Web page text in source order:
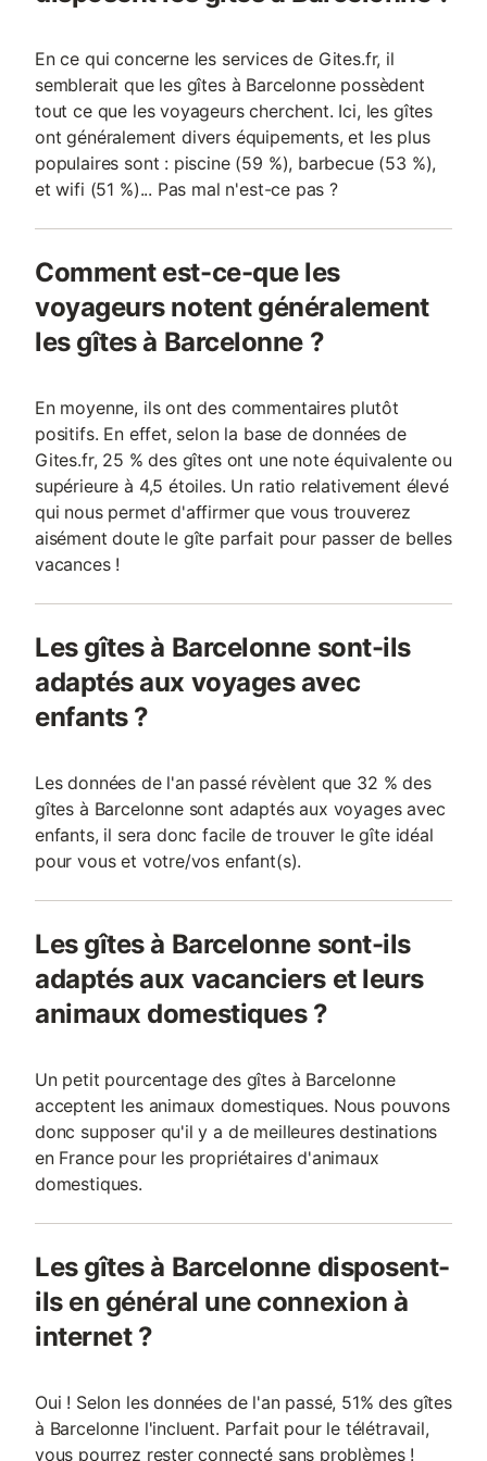
En ce qui concerne les services de Gites.fr, il
semblerait que les gîtes à Barcelonne possèdent
tout ce que les voyageurs cherchent. Ici, les gîtes
ont généralement divers équipements, et les plus
populaires sont : piscine (59 %), barbecue (53 %),
et wifi (51 %)... Pas mal n'est-ce pas ?
Comment est-ce-que les
voyageurs notent généralement
les gîtes à Barcelonne ?
En moyenne, ils ont des commentaires plutôt
positifs. En effet, selon la base de données de
Gites.fr, 25 % des gîtes ont une note équivalente ou
supérieure à 4,5 étoiles. Un ratio relativement élevé
qui nous permet d'affirmer que vous trouverez
aisément doute le gîte parfait pour passer de belles
vacances !
Les gîtes à Barcelonne sont-ils
adaptés aux voyages avec
enfants ?
Les données de l'an passé révèlent que 32 % des
gîtes à Barcelonne sont adaptés aux voyages avec
enfants, il sera donc facile de trouver le gîte idéal
pour vous et votre/vos enfant(s).
Les gîtes à Barcelonne sont-ils
adaptés aux vacanciers et leurs
animaux domestiques ?
Un petit pourcentage des gîtes à Barcelonne
acceptent les animaux domestiques. Nous pouvons
donc supposer qu'il y a de meilleures destinations
en France pour les propriétaires d'animaux
domestiques.
Les gîtes à Barcelonne disposent-
ils en général une connexion à
internet ?
Oui ! Selon les données de l'an passé, 51% des gîtes
à Barcelonne l'incluent. Parfait pour le télétravail,
vous pourrez rester connecté sans problèmes !